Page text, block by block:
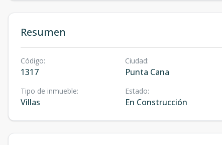
Resumen
Código:
1317
Ciudad:
Punta Cana
Tipo de inmueble:
Villas
Estado:
En Construcción